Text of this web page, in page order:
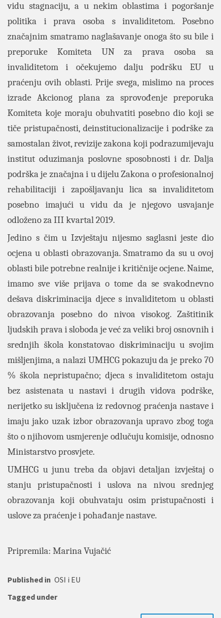
vidu stagnaciju, a u nekim oblastima i pogoršanje
politika i prava osoba s invaliditetom. Posebno
značajnim smatramo naglašavanje onoga što su bile i
preporuke Komiteta UN za prava osoba sa
invaliditetom i očekujemo dalju podršku EU u
praćenju ovih oblasti. Prije svega, mislimo na proces
izrade Akcionog plana za sprovođenje preporuka
Komiteta koje moraju obuhvatiti posebno dio koji se
tiče pristupačnosti, deinstitucionalizacije i podrške za
samostalan život, revizije zakona koji podrazumijevaju
institut oduzimanja poslovne sposobnosti i dr. Dalja
podrška je značajna i u dijelu Zakona o profesionalnoj
rehabilitaciji i zapošljavanju lica sa invaliditetom
posebno imajući u vidu da je njegovo usvajanje
odloženo za III kvartal 2019.
Jedino s čim u Izvještaju nijesmo saglasni jeste dio
ocjena u oblasti obrazovanja. Smatramo da su u ovoj
oblasti bile potrebne realnije i kritičnije ocjene. Naime,
imamo sve više prijava o tome da se svakodnevno
dešava diskriminacija djece s invaliditetom u oblasti
obrazovanja posebno do nivoa visokog. Zaštitinik
ljudskih prava i sloboda je već za veliki broj osnovnih i
srednjih škola konstatovao diskriminaciju u svojim
mišljenjima, a nalazi UMHCG pokazuju da je preko 70
% škola nepristupačno; djeca s invaliditetom ostaju
bez asistenata u nastavi i drugih vidova podrške,
nerijetko su isključena iz redovnog praćenja nastave i
imaju jako uzak izbor obrazovanja upravo zbog toga
što o njihovom usmjerenje odlučuju komisije, odnosno
Ministarstvo prosvjete.
UMHCG u junu treba da objavi detaljan izvještaj o
stanju pristupačnosti i uslova na nivou srednjeg
obrazovanja koji obuhvataju osim pristupačnosti i
uslove za praćenje i pohađanje nastave.
Pripremila: Marina Vujačić
Published in OSI i EU
Tagged under